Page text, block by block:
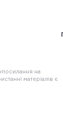
на
матеріалів є